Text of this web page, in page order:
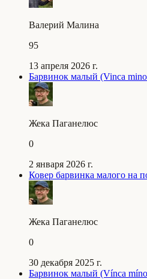
Валерий Малина
95
13 апреля 2026 г.
Барвинок малый (Vinca
Жека Паганелюс
0
2 января 2026 г.
Ковер барвинка малого на
Жека Паганелюс
0
30 декабря 2025 г.
Барвинок малый (Vínca